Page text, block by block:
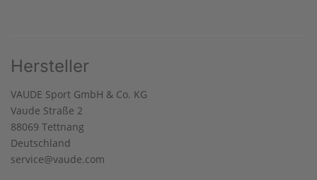
Hersteller
VAUDE Sport GmbH & Co. KG
Vaude Straße 2
88069 Tettnang
Deutschland
service@vaude.com